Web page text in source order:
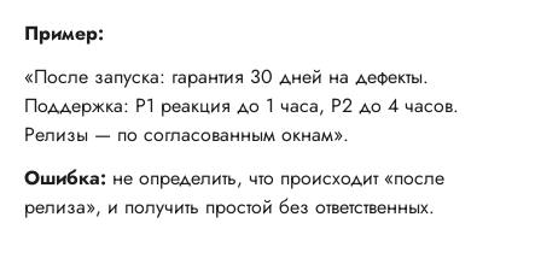
Пример:
«После запуска: гарантия 30 дней на дефекты.
Поддержка: P1 реакция до 1 часа, P2 до 4 часов.
Релизы — по согласованным окнам».
Ошибка: не определить, что происходит «после
релиза», и получить простой без ответственных.